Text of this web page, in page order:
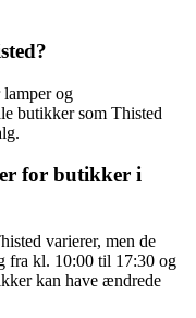
og
butikker som Thisted
for butikker i
varierer, men de
fra kl. 10:00 til 17:30 og
kan have ændrede